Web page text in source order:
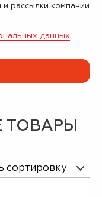
и рассылки компании
данных
ТОВАРЫ
сортировку